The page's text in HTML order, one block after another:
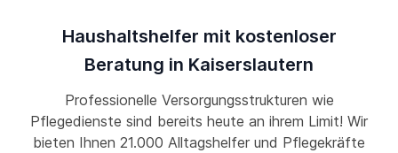
Haushaltshelfer mit kostenloser
Beratung in Kaiserslautern
Professionelle Versorgungsstrukturen wie
Pflegedienste sind bereits heute an ihrem Limit! Wir
bieten Ihnen 21.000 Alltagshelfer und Pflegekräfte